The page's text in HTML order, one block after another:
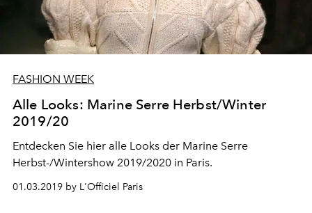
FASHION WEEK
Alle Looks: Marine Serre Herbst/Winter
2019/20
Entdecken Sie hier alle Looks der Marine Serre
Herbst-/Wintershow 2019/2020 in Paris.
01.03.2019 by L'Officiel Paris